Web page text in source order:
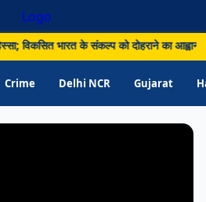
विकसित भारत के संकल्प को दोहराने का
Crime Delhi NCR Gujarat